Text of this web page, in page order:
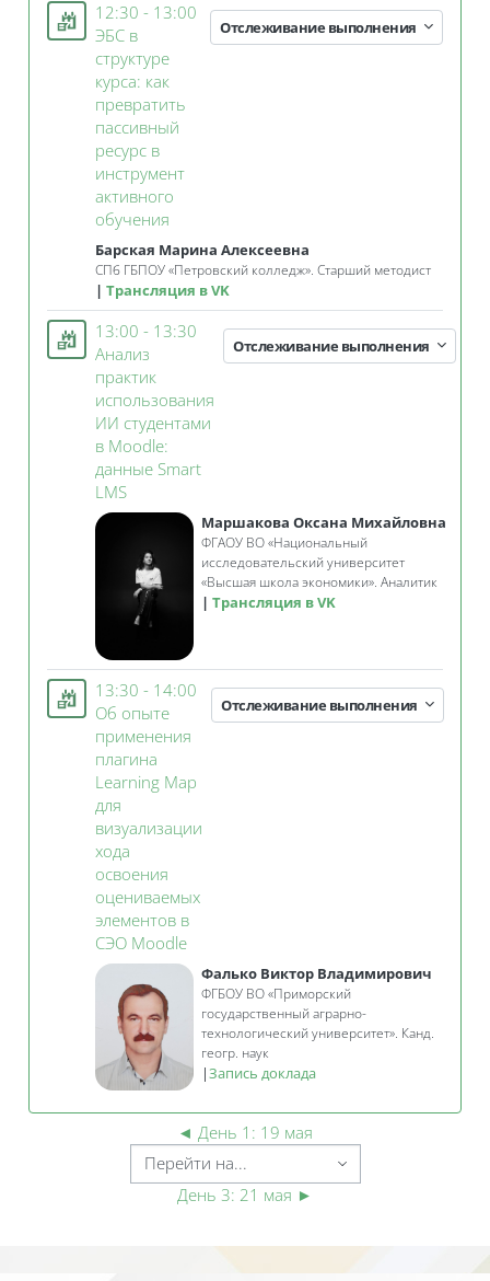
12:30 - 13:00
ЭБС в
структуре
курса: как
превратить
пассивный
ресурс в
инструмент
активного
обучения
Отслеживание выполнения
Барская Марина Алексеевна
СПб ГБПОУ «Петровский колледж». Старший методист
Трансляция в VK
13:00 - 13:30
Анализ
практик
использования
ИИ студентами
в Moodle:
данные Smart
LMSЗанятие 3KL
Отслеживание выполнения
Маршакова Оксана Михайловна
ФГАОУ ВО «Национальный
исследовательский университет
«Высшая школа экономики». Аналитик
Трансляция в VK
13:30 - 14:00
Об опыте
применения
плагина
Learning Map
для
визуализации
хода
освоения
оцениваемых
элементов в
СЭО MoodleЗанятие 3KL
Отслеживание выполнения
Фалько Виктор Владимирович
ФГБОУ ВО «Приморский
государственный аграрно-
технологический университет». Канд.
геогр. наук
|Запись доклада
◄ День 1: 19 мая
День 3: 21 мая ►